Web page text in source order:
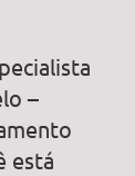
–
está